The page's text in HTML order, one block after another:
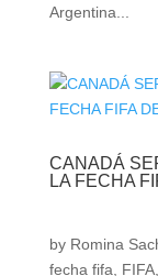
Argentina...
CANADÁ
LA FECHA
by Romina
fecha fifa
FIFA,